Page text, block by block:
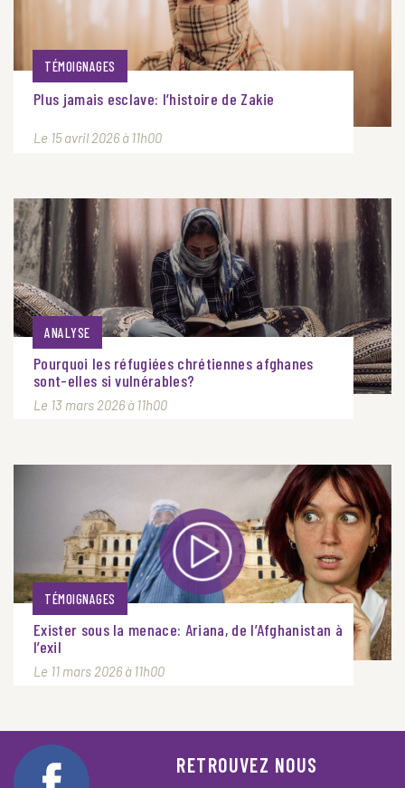
TÉMOIGNAGES
Plus jamais esclave: l’histoire de Zakie
Le 15 avril 2026 à 11h00
ANALYSE
Pourquoi les réfugiées chrétiennes afghanes
sont-elles si vulnérables?
Le 13 mars 2026 à 11h00
TÉMOIGNAGES
Exister sous la menace: Ariana, de l’Afghanistan à
l’exil
Le 11 mars 2026 à 11h00
RETROUVEZ NOUS